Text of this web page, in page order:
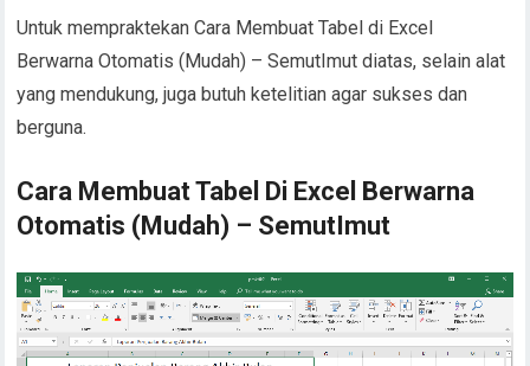
Untuk mempraktekan Cara Membuat Tabel di Excel
Berwarna Otomatis (Mudah) – SemutImut diatas, selain alat
yang mendukung, juga butuh ketelitian agar sukses dan
berguna.
Cara Membuat Tabel Di Excel Berwarna
Otomatis (Mudah) – SemutImut